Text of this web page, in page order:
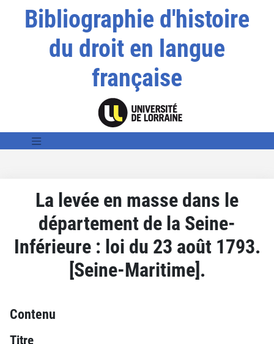
Bibliographie d'histoire
du droit en langue
française
La levée en masse dans le
département de la Seine-
Inférieure : loi du 23 août 1793.
[Seine-Maritime].
Contenu
Titre